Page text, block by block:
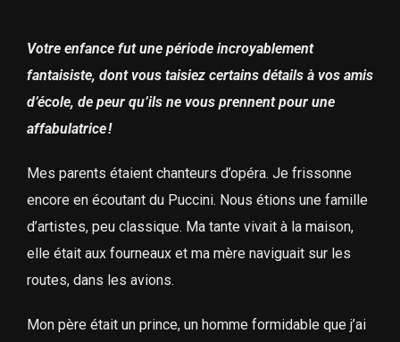
Votre enfance fut une période incroyablement
fantaisiste, dont vous taisiez certains détails à vos amis
d’école, de peur qu’ils ne vous prennent pour une
affabulatrice !
Mes parents étaient chanteurs d’opéra. Je frissonne
encore en écoutant du Puccini. Nous étions une famille
d’artistes, peu classique. Ma tante vivait à la maison,
elle était aux fourneaux et ma mère naviguait sur les
routes, dans les avions.
Mon père était un prince, un homme formidable que j’ai